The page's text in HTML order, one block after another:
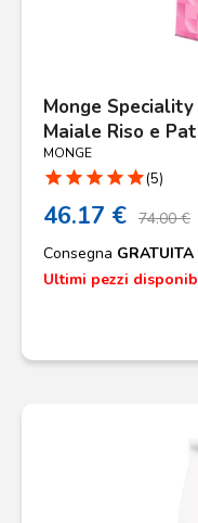
Monge
Maiale Riso e
MONGE
star star star star star(5)
46.17 € 74.00 €
Consegna GRATUITA
Ultimi pezzi